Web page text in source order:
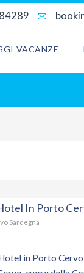
VACANZE
In Porto
Sardegna
in Porto